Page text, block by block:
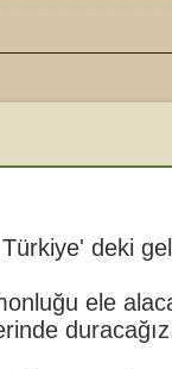
deki
ele